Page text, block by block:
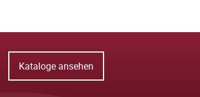
Kataloge ansehen